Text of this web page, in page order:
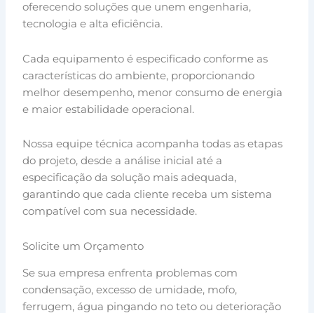
oferecendo soluções que unem engenharia,
tecnologia e alta eficiência.
Cada equipamento é especificado conforme as
características do ambiente, proporcionando
melhor desempenho, menor consumo de energia
e maior estabilidade operacional.
Nossa equipe técnica acompanha todas as etapas
do projeto, desde a análise inicial até a
especificação da solução mais adequada,
garantindo que cada cliente receba um sistema
compatível com sua necessidade.
Solicite um Orçamento
Se sua empresa enfrenta problemas com
condensação, excesso de umidade, mofo,
ferrugem, água pingando no teto ou deterioração